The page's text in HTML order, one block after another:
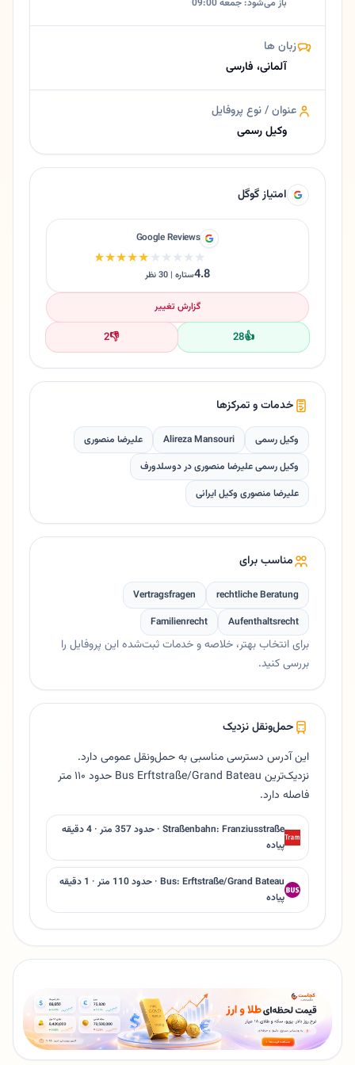
زبان ها
آلمانی، فارسی
عنوان / نوع پروفایل
وکیل رسمی
امتیاز گوگل
Google Reviews
★★★★★
★★★★★
4.8ستاره | 30 نظر
گزارش تغییر
👍
28
👎
2
خدمات و تمرکزها
وکیل رسمی Alireza Mansouri
علیرضا منصوری
وکیل رسمی علیرضا منصوری در دوسلدورف
علیرضا منصوری وکیل ایرانی
مناسب برای
rechtliche Beratung
Vertragsfragen
Aufenthaltsrecht
Familienrecht
برای انتخاب بهتر، خلاصه و خدمات ثبت‌شده این پروفایل را
بررسی کنید.
حمل‌ونقل نزدیک
این آدرس دسترسی مناسبی به حمل‌ونقل عمومی دارد.
نزدیک‌ترین Bus Erftstraße/Grand Bateau حدود ۱۱۰ متر
فاصله دارد.
Straßenbahn: Franziusstraße · حدود 357 متر · 4 دقیقه
پیاده
Bus: Erftstraße/Grand Bateau · حدود 110 متر · 1 دقیقه
پیاده